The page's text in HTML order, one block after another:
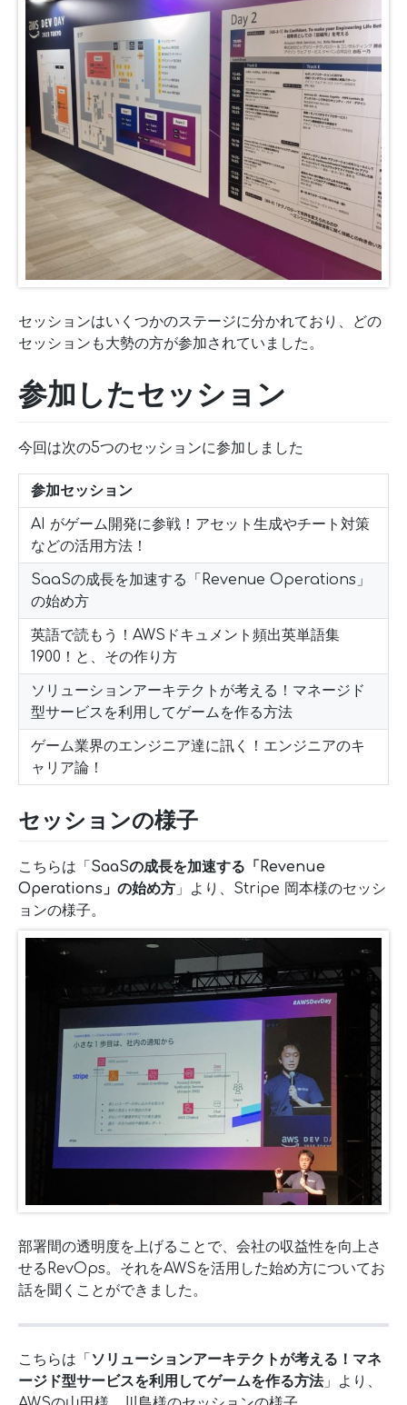
セッションはいくつかのステージに分かれており、どの
セッションも大勢の方が参加されていました。
参加したセッション
今回は次の5つのセッションに参加しました
参加セッション
AI がゲーム開発に参戦！アセット生成やチート対策
などの活用方法！
SaaSの成長を加速する「Revenue Operations」
の始め方
英語で読もう！AWSドキュメント頻出英単語集
1900！と、その作り方
ソリューションアーキテクトが考える！マネージド
型サービスを利用してゲームを作る方法
ゲーム業界のエンジニア達に訊く！エンジニアのキ
ャリア論！
セッションの様子
こちらは「 SaaSの成長を加速する「Revenue
Operations」の始め方 」より、Stripe 岡本様のセッシ
ョンの様子。
部署間の透明度を上げることで、会社の収益性を向上さ
せるRevOps。それをAWSを活用した始め方についてお
話を聞くことができました。
こちらは「 ソリューションアーキテクトが考える！マネ
ージド型サービスを利用してゲームを作る方法」より、